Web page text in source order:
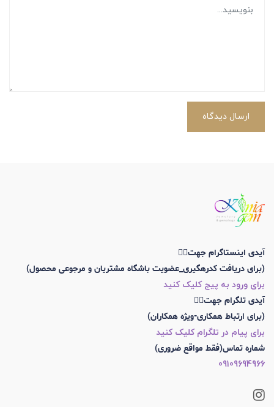
ارسال دیدگاه
آیدی اینستاگرام جهت👇🏼
(برای دریافت کدرهگیری_عضویت باشگاه مشتریان و مرجوعی محصول)
برای ورود به پیج کلیک کنید
آیدی تلگرام جهت👇🏼
(برای ارتباط همکاری-ویژه همکاران)
برای پیام در تلگرام کلیک کنید
شماره تماس(فقط مواقع ضروری)
09109694966